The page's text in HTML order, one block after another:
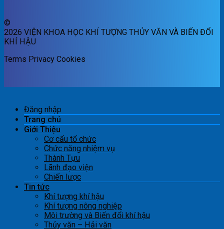
©
2026 VIỆN KHOA HỌC KHÍ TƯỢNG THỦY VĂN VÀ BIẾN ĐỔI
KHÍ HẬU
Terms Privacy Cookies
Đăng nhập
Trang chủ
Giới Thiệu
Cơ cấu tổ chức
Chức năng nhiệm vụ
Thành Tựu
Lãnh đạo viện
Chiến lược
Tin tức
Khí tượng khí hậu
Khí tượng nông nghiệp
Môi trường và Biến đổi khí hậu
Thủy văn – Hải văn